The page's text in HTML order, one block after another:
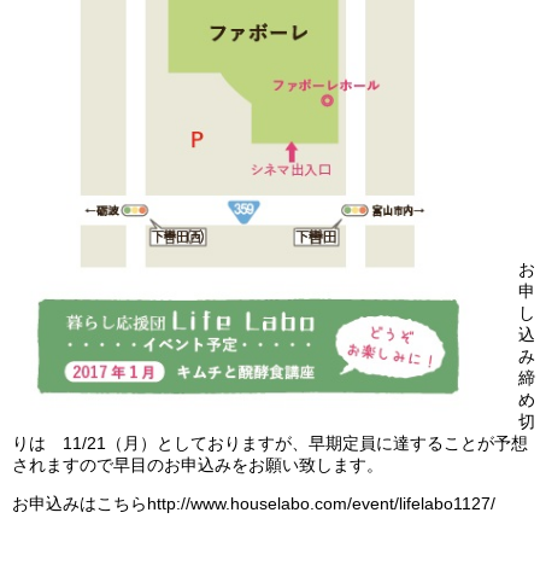
お
申
し
込
み
締
め
切
りは 11/21（月）としておりますが、早期定員に達することが予想
されますので早目のお申込みをお願い致します。
お申込みはこちらhttp://www.houselabo.com/event/lifelabo1127/